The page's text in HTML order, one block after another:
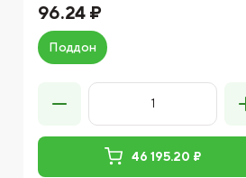
96.24 ₽
Поддон
46 195.20 ₽